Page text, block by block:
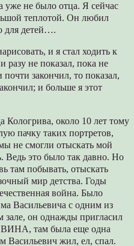
уже не было отца. Я сейчас
теплотой. Он любил
для детей….
и я стал ходить к
разу не показал, пока не
закончил, то показал,
и больше я этот
около 10 лет тому
пачку таких портретов,
не смогли отыскать мой
Ведь это было так давно. Но
там побывать, отыскать
мир детства. Годы
война. Было
Васильевича с одним из
зале, он однажды пригласил
там была еще одна
Васильевич жил, ел, спал.